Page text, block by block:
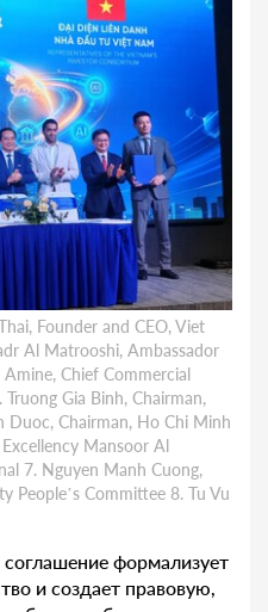
Founder and CEO, Viet
Al Matrooshi, Ambassador
Chief Commercial
Gia Binh, Chairman,
Duoc, Chairman, Ho Chi Minh
Mansoor Al
7. Nguyen Manh Cuong,
People’s Committee 8. Tu Vu
формализует
и создает правовую,